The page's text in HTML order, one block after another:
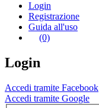
Login
Registrazione
Guida all'uso
(0)
Login
Accedi tramite Facebook
Accedi tramite Google